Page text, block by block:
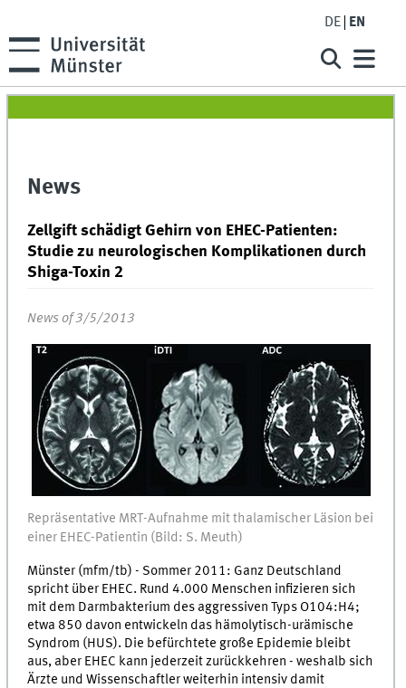
DE EN
News
Zellgift schädigt Gehirn von EHEC-Patienten:
Studie zu neurologischen Komplikationen durch
Shiga-Toxin 2
News of 3/5/2013
Repräsentative MRT-Aufnahme mit thalamischer Läsion bei
einer EHEC-Patientin (Bild: S. Meuth)
Münster (mfm/tb) - Sommer 2011: Ganz Deutschland
spricht über EHEC. Rund 4.000 Menschen infizieren sich
mit dem Darmbakterium des aggressiven Typs O104:H4;
etwa 850 davon entwickeln das hämolytisch-urämische
Syndrom (HUS). Die befürchtete große Epidemie bleibt
aus, aber EHEC kann jederzeit zurückkehren - weshalb sich
Ärzte und Wissenschaftler weiterhin intensiv damit